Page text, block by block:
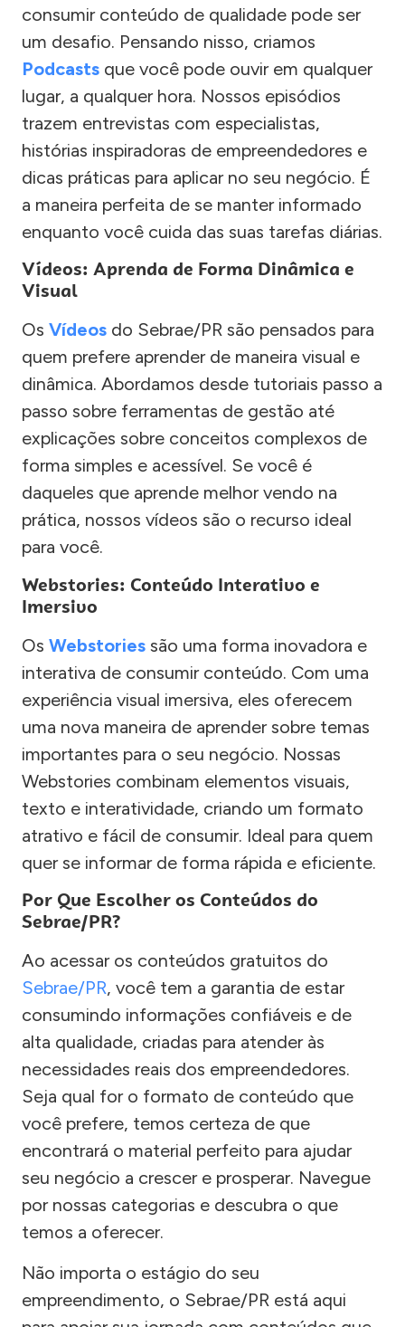
consumir conteúdo de qualidade pode ser
um desafio. Pensando nisso, criamos
Podcasts que você pode ouvir em qualquer
lugar, a qualquer hora. Nossos episódios
trazem entrevistas com especialistas,
histórias inspiradoras de empreendedores e
dicas práticas para aplicar no seu negócio. É
a maneira perfeita de se manter informado
enquanto você cuida das suas tarefas diárias.
Vídeos: Aprenda de Forma Dinâmica e
Visual
Os Vídeos do Sebrae/PR são pensados para
quem prefere aprender de maneira visual e
dinâmica. Abordamos desde tutoriais passo a
passo sobre ferramentas de gestão até
explicações sobre conceitos complexos de
forma simples e acessível. Se você é
daqueles que aprende melhor vendo na
prática, nossos vídeos são o recurso ideal
para você.
Webstories: Conteúdo Interativo e
Imersivo
Os Webstories são uma forma inovadora e
interativa de consumir conteúdo. Com uma
experiência visual imersiva, eles oferecem
uma nova maneira de aprender sobre temas
importantes para o seu negócio. Nossas
Webstories combinam elementos visuais,
texto e interatividade, criando um formato
atrativo e fácil de consumir. Ideal para quem
quer se informar de forma rápida e eficiente.
Por Que Escolher os Conteúdos do
Sebrae/PR?
Ao acessar os conteúdos gratuitos do
Sebrae/PR, você tem a garantia de estar
consumindo informações confiáveis e de
alta qualidade, criadas para atender às
necessidades reais dos empreendedores.
Seja qual for o formato de conteúdo que
você prefere, temos certeza de que
encontrará o material perfeito para ajudar
seu negócio a crescer e prosperar. Navegue
por nossas categorias e descubra o que
temos a oferecer.
Não importa o estágio do seu
empreendimento, o Sebrae/PR está aqui